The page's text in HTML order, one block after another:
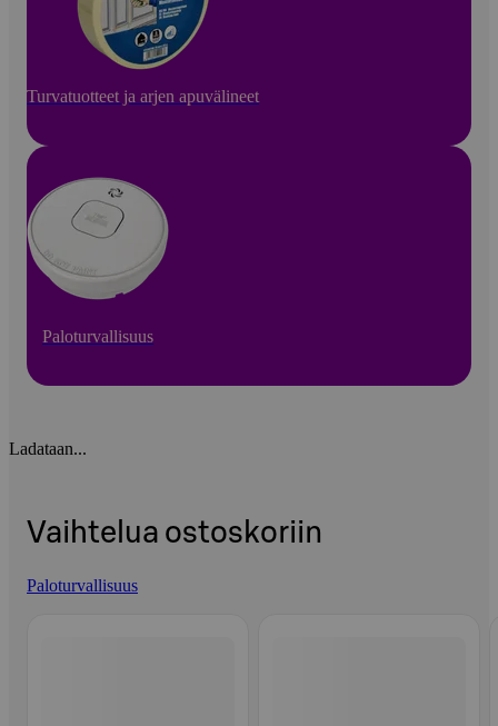
Turvatuotteet ja arjen apuvälineet
Paloturvallisuus
Ladataan...
Vaihtelua ostoskoriin
Paloturvallisuus